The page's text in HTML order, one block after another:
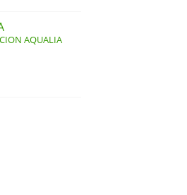
AQUALIA